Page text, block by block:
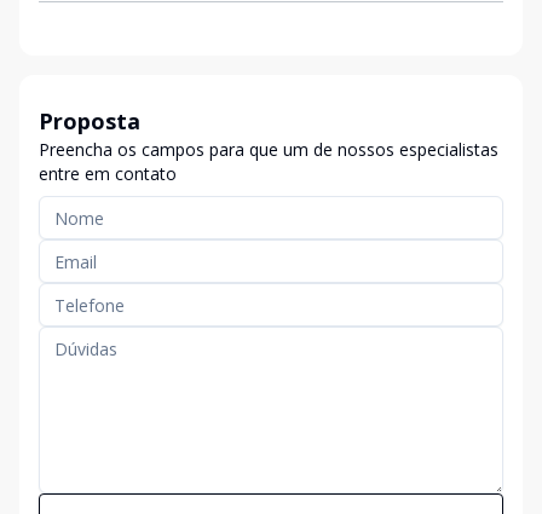
Proposta
Preencha os campos para que um de nossos especialistas
entre em contato